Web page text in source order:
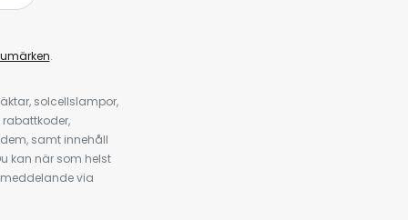
.
solcellslampor,
samt innehåll
kan när som helst
via